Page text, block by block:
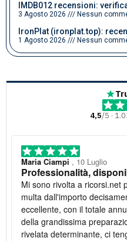
IMDB012 recensioni:
3 Agosto 2026 Nessun
IronPlat (ironplat.top):
1 Agosto 2026 Nessun
4,5/5 ·
Maria Ciampi , 10 Luglio
Professionalità,
Mi sono rivolta a ricorsi.net per un ricorso contro una
multa dall'importo
eccellente, con il totale
della grandissima
rivelata determinante, ci